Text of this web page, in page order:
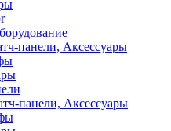
панели, Аксессуары
панели, Аксессуары